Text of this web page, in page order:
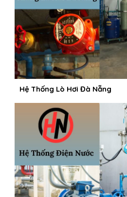
Hệ Thống Lò Hơi Đà Nẵng